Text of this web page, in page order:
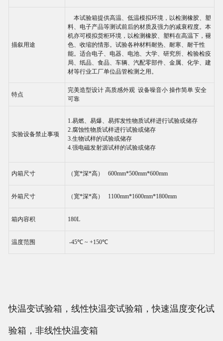
描叙用途
本试验箱提供高温、低温模拟环境，以检测橡胶、塑
料、电子产品等测试前后的材质及强力的减衰程度。本
机亦可模拟货柜环境，以检测橡胶、塑料在高温下，褪
色、收缩的情形。试验各种材料耐热、耐寒、耐干性
能。适合电子、电器、电池、大学、研究所、检验检疫
局、纸品、食品、车辆、汽配零部件、金属、化学、建
材等行业工厂单位品管检测之用。
特点
完美造型设计 高质感外观 设备噪音小 操作简单 安全
可靠
实验设备禁止事项
1.易燃、易爆、易挥发性物质试样进行试验或储存
2.腐蚀性物质试样进行试验或储存
3.生物试样的试验或储存
4.强电磁发射源试样的试验或储存
内箱尺寸 （宽*深*高） 600mm*500mm*600mm
外箱尺寸 （宽*深*高） 1100mm*1600mm*1800mm
箱内容积 180L
温度范围 -45℃ ~ +150℃
快温变试验箱，线性快温变试验箱，快速温度变化试
验箱，非线性快温变箱